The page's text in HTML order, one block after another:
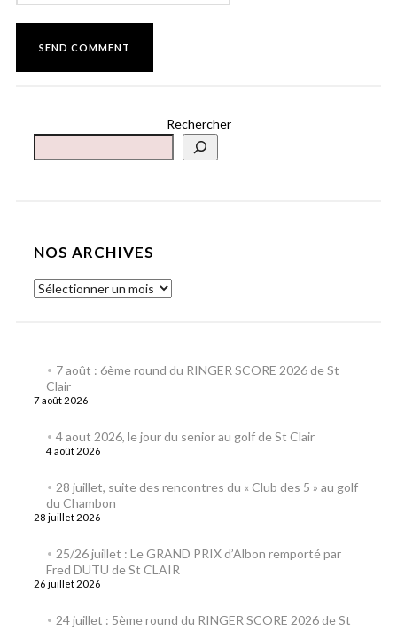
Rechercher
NOS ARCHIVES
7 août : 6ème round du RINGER SCORE 2026 de St
Clair
7 août 2026
4 aout 2026, le jour du senior au golf de St Clair
4 août 2026
28 juillet, suite des rencontres du « Club des 5 » au golf
du Chambon
28 juillet 2026
25/26 juillet : Le GRAND PRIX d’Albon remporté par
Fred DUTU de St CLAIR
26 juillet 2026
24 juillet : 5ème round du RINGER SCORE 2026 de St